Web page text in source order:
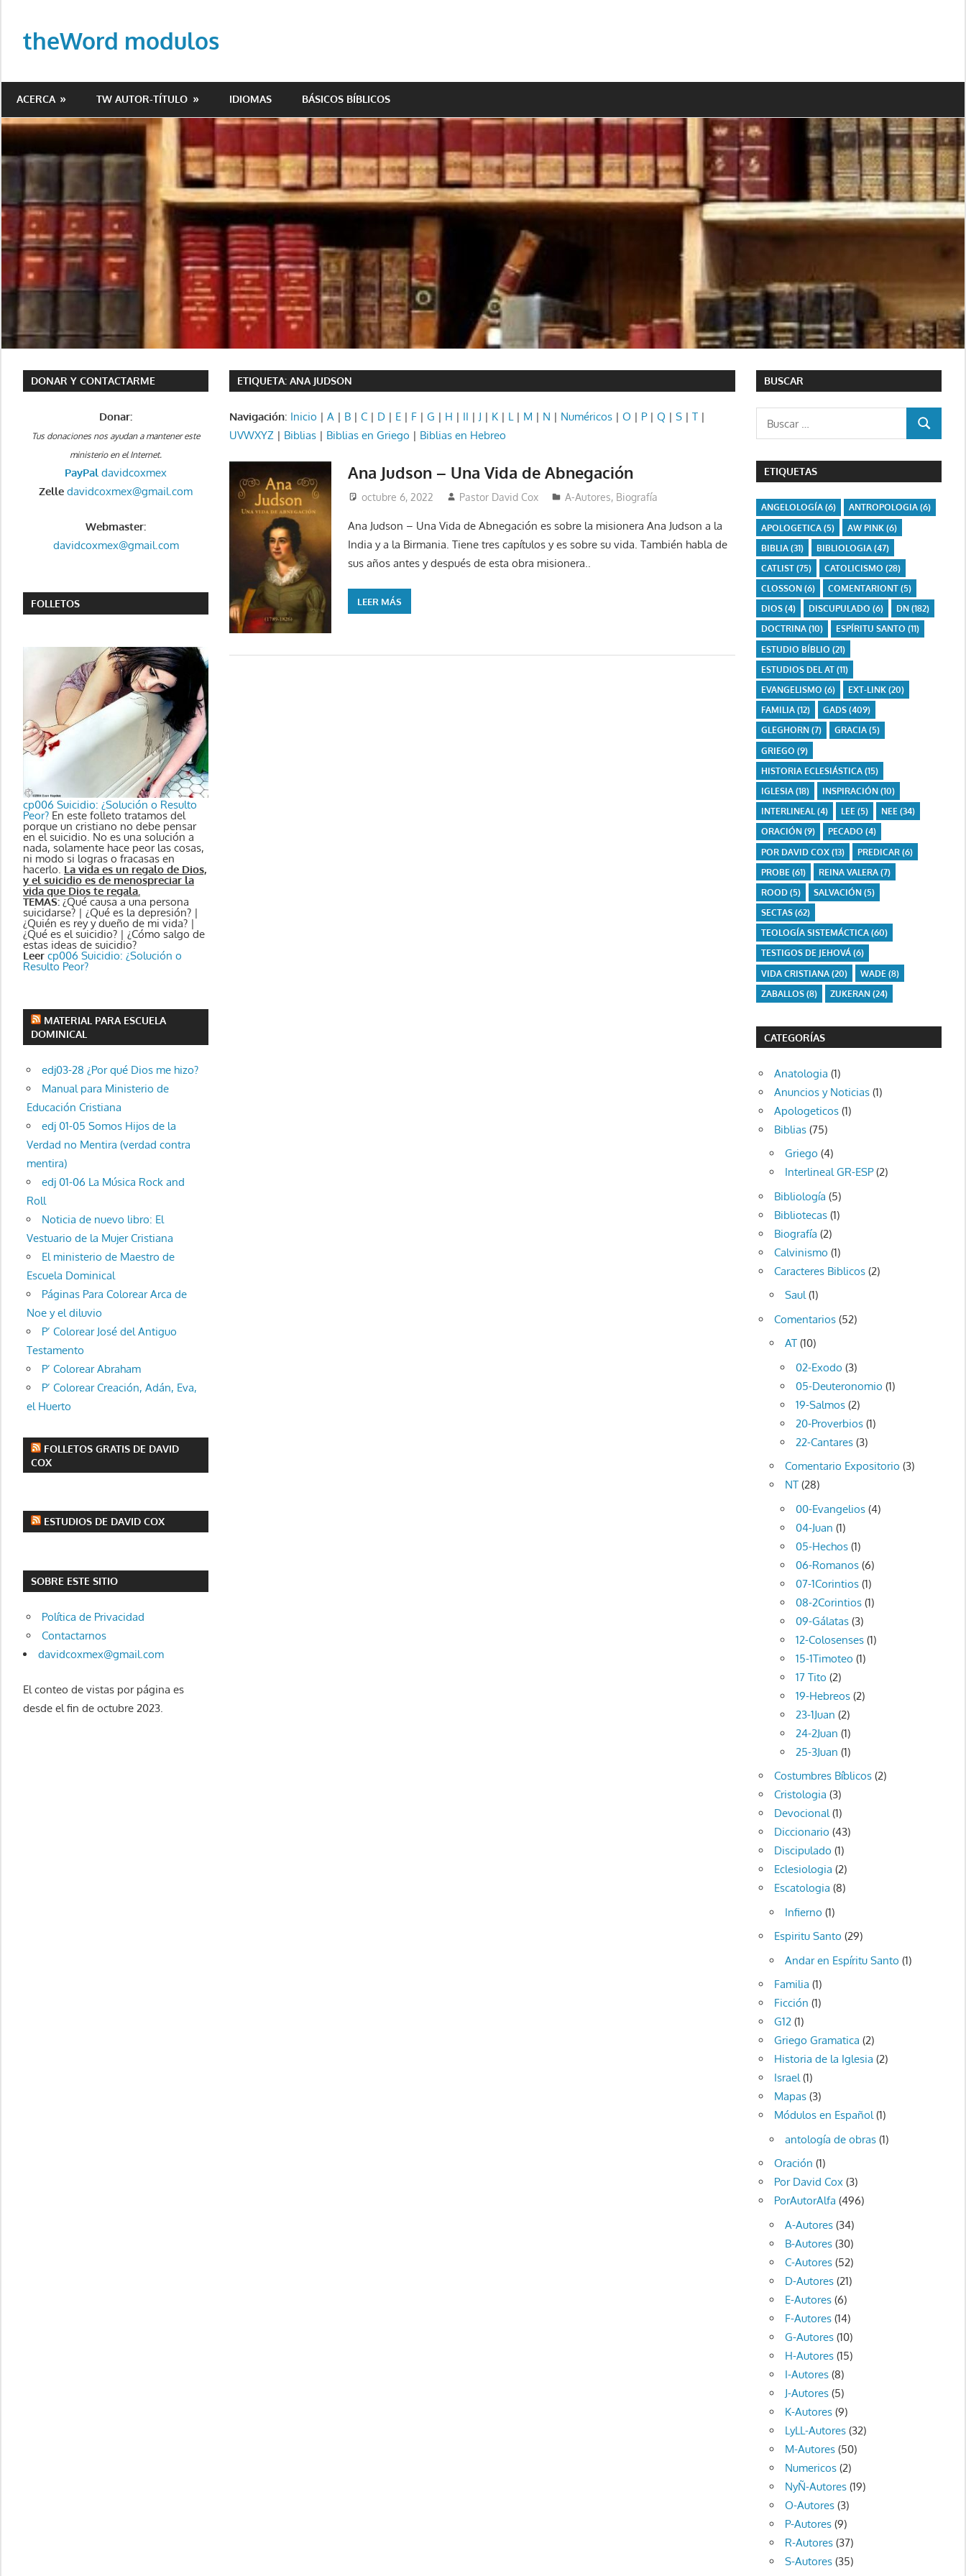
contenido
theWord modulos
modulos
para
ACERCA TW AUTOR-TÍTULO IDIOMAS BÁSICOS BÍBLICOS
ETIQUETA:ANA JUDSON
Navigación: Inicio |A | B |C | D | E | F |G | H | II | J | K | L| M | N | Numéricos |O | P|Q |S |T |
UVWXYZ | Biblias | Biblias en Griego | Biblias en Hebreo
Ana Judson – Una Vida de Abnegación
octubre 6, 2022 Pastor David Cox A-Autores, Biografía
Ana Judson – Una Vida de Abnegación es sobre la misionera Ana Judson a la
India y a la Birmania. Tiene tres capítulos y es sobre su vida. También habla de
sus años antes y después de esta obra misionera..
LEER MÁS
DONAR Y CONTACTARME
Donar:
Tus donaciones nos ayudan a mantener este
ministerio en el Internet.
PayPaldavidcoxmex
Zelle davidcoxmex@gmail.com
Webmaster:
davidcoxmex@gmail.com
FOLLETOS
cp006 Suicidio: ¿Solución o Resulto
Peor? En este folleto tratamos del
porque un cristiano no debe pensar
en el suicidio. No es una solución a
nada, solamente hace peor las cosas,
ni modo si logras o fracasas en
hacerlo. La vida es un regalo de Dios,
y el suicidio es de menospreciar la
vida que Dios te regala.
TEMAS: ¿Qué causa a una persona
suicidarse? | ¿Qué es la depresión? |
¿Quién es rey y dueño de mi vida? |
¿Qué es el suicidio? | ¿Cómo salgo de
estas ideas de suicidio?
Leer cp006 Suicidio: ¿Solución o
Resulto Peor?
MATERIAL PARA ESCUELA
DOMINICAL
edj03-28 ¿Por qué Dios me hizo?
Manual para Ministerio de
Educación Cristiana
edj 01-05 Somos Hijos de la
Verdad no Mentira (verdad contra
mentira)
edj 01-06 La Música Rock and
Roll
Noticia de nuevo libro: El
Vestuario de la Mujer Cristiana
El ministerio de Maestro de
Escuela Dominical
Páginas Para Colorear Arca de
Noe y el diluvio
P’ Colorear José del Antiguo
Testamento
P’ Colorear Abraham
P’ Colorear Creación, Adán, Eva,
el Huerto
FOLLETOS GRATIS DE DAVID
COX
ESTUDIOS DE DAVID COX
SOBRE ESTE SITIO
Política de Privacidad
Contactarnos
davidcoxmex@gmail.com
El conteo de vistas por página es
desde el fin de octubre 2023.
BUSCAR
BUSCAR
ETIQUETAS
ANGELOLOGÍA(6) ANTROPOLOGIA(6)
APOLOGETICA(5) AW PINK(6)
BIBLIA(31) BIBLIOLOGIA(47)
CATLIST(75) CATOLICISMO (28)
CLOSSON(6) COMENTARIONT(5)
DIOS(4) DISCUPULADO (6) DN(182)
DOCTRINA(10) ESPÍRITU SANTO (11)
ESTUDIO BÍBLIO (21)
ESTUDIOS DEL AT(11)
EVANGELISMO (6) EXT-LINK(20)
FAMILIA(12) GADS(409)
GLEGHORN(7) GRACIA(5)
GRIEGO (9)
HISTORIA ECLESIÁSTICA(15)
IGLESIA(18) INSPIRACIÓN(10)
INTERLINEAL(4) LEE(5) NEE(34)
ORACIÓN(9) PECADO (4)
POR DAVID COX(13) PREDICAR(6)
PROBE (61) REINA VALERA(7)
ROOD(5) SALVACIÓN(5)
SECTAS(62)
TEOLOGÍA SISTEMÁCTICA(60)
TESTIGOS DE JEHOVÁ(6)
VIDA CRISTIANA(20) WADE (8)
ZABALLOS(8) ZUKERAN(24)
CATEGORÍAS
Anatologia (1)
Anuncios y Noticias (1)
Apologeticos (1)
Biblias (75)
Griego (4)
Interlineal GR-ESP(2)
Bibliología (5)
Bibliotecas (1)
Biografía (2)
Calvinismo (1)
Caracteres Biblicos (2)
Saul(1)
Comentarios (52)
AT (10)
02-Exodo (3)
05-Deuteronomio (1)
19-Salmos (2)
20-Proverbios (1)
22-Cantares (3)
Comentario Expositorio (3)
NT (28)
00-Evangelios (4)
04-Juan (1)
05-Hechos (1)
06-Romanos (6)
07-1Corintios (1)
08-2Corintios (1)
09-Gálatas (3)
12-Colosenses (1)
15-1Timoteo (1)
17 Tito (2)
19-Hebreos (2)
23-1Juan (2)
24-2Juan (1)
25-3Juan (1)
Costumbres Bíblicos (2)
Cristologia (3)
Devocional(1)
Diccionario (43)
Discipulado (1)
Eclesiologia (2)
Escatologia (8)
Infierno (1)
Espiritu Santo (29)
Andar en Espíritu Santo (1)
Familia (1)
Ficción (1)
G12 (1)
Griego Gramatica (2)
Historia de la Iglesia (2)
Israel(1)
Mapas (3)
Módulos en Español(1)
antología de obras (1)
Oración (1)
Por David Cox (3)
PorAutorAlfa (496)
A-Autores (34)
B-Autores (30)
C-Autores (52)
D-Autores (21)
E-Autores (6)
F-Autores (14)
G-Autores (10)
H-Autores (15)
I-Autores (8)
J-Autores (5)
K-Autores (9)
LyLL-Autores (32)
M-Autores (50)
Numericos (2)
NyÑ-Autores (19)
O-Autores (3)
P-Autores (9)
R-Autores (37)
S-Autores (35)